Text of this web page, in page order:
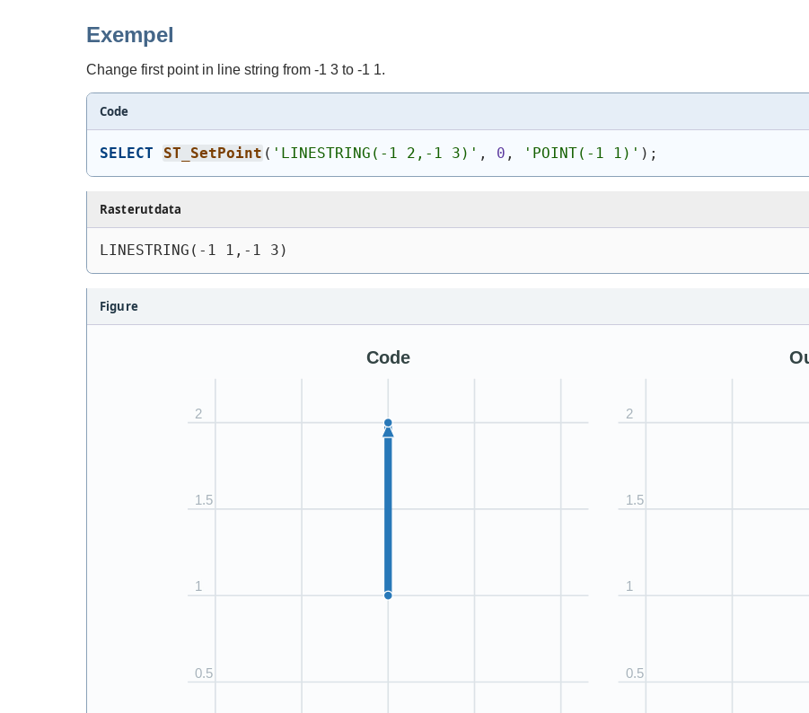
Exempel
Change first point in line string from -1 3 to -1 1.
Code
SELECT ST_SetPoint ( ' LINESTRING(-1 2,-1 3) ' , 0 , ' POINT(-1 1) ' ) ;
Rasterutdata
LINESTRING(-1 1,-1 3)
Figure